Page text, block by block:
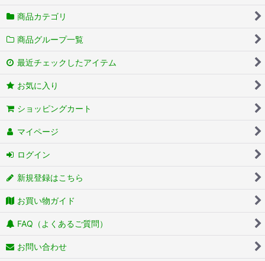
商品カテゴリ
商品グループ一覧
最近チェックしたアイテム
お気に入り
ショッピングカート
マイページ
ログイン
新規登録はこちら
お買い物ガイド
FAQ（よくあるご質問）
お問い合わせ